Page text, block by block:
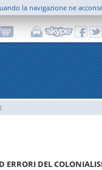
ERRORI DEL
la navigazione ne